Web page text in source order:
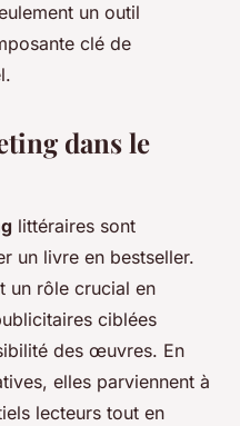
un outil
clé de
dans le
littéraires sont
un livre en bestseller.
un rôle crucial en
ciblées
des œuvres. En
elles parviennent à
lecteurs tout en